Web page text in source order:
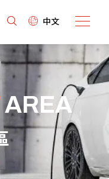
中文
AREA